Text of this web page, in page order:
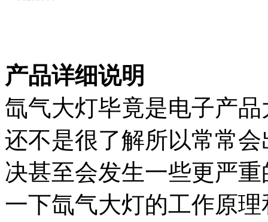
产品详细说明
氙气大灯毕竟是电子产
还不是很了解所以常常
决甚至会发生一些更严
一下氙气大灯的工作原